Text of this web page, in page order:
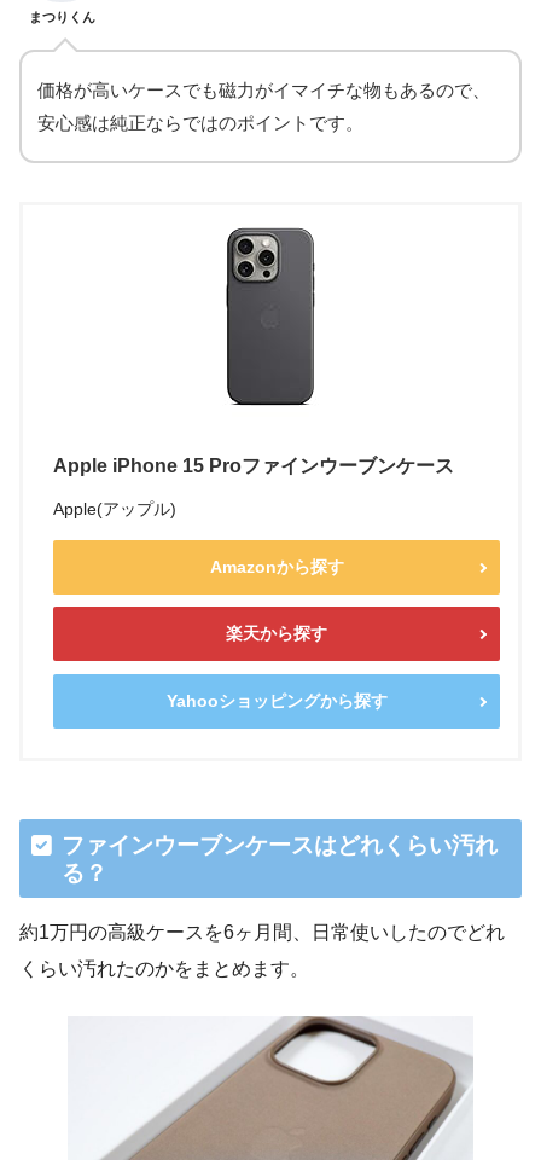
まつりくん
価格が高いケースでも磁力がイマイチな物もあるので、
安心感は純正ならではのポイントです。
Apple iPhone 15 Proファインウーブンケース
Apple(アップル)
Amazonから探す
楽天から探す
Yahooショッピングから探す
ファインウーブンケースはどれくらい汚れ
る？
約1万円の高級ケースを6ヶ月間、日常使いしたのでどれ
くらい汚れたのかをまとめます。